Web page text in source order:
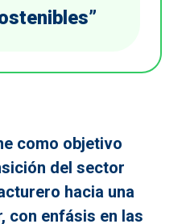
como objetivo
del sector
hacia una
con enfásis en las